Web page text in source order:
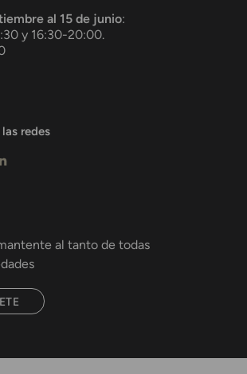
al 15 de junio:
y 16:30-20:00.
redes
al tanto de todas